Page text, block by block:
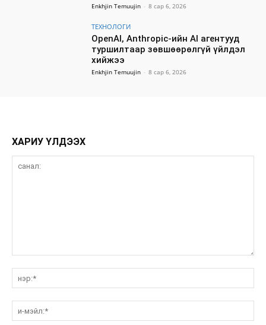
Enkhjin Temuujin - 8 сар 6, 2026
ТЕХНОЛОГИ
OpenAI, Anthropic-ийн AI агентууд
туршилтаар зөвшөөрөлгүй үйлдэл
хийжээ
Enkhjin Temuujin - 8 сар 6, 2026
ХАРИУ ҮЛДЭЭХ